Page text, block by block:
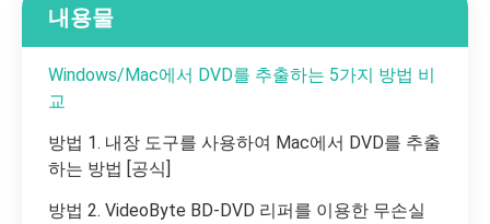
내용물
Windows/Mac에서 DVD를 추출하는 5가지 방법 비
교
방법 1. 내장 도구를 사용하여 Mac에서 DVD를 추출
하는 방법 [공식]
방법 2. VideoByte BD-DVD 리퍼를 이용한 무손실